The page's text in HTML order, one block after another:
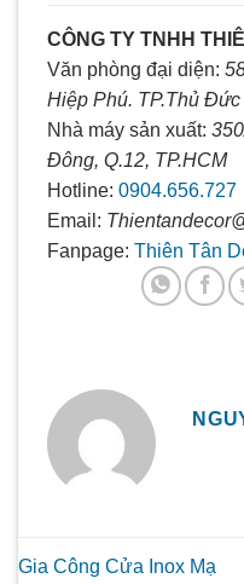
CÔNG TY TNHH
Văn phòng đại diện:
Hiệp Phú. TP.Thủ Đức
Nhà máy sản xuất:
Đông, Q.12, TP.HCM
Hotline: 0904.656.727
Email:
Fanpage: Thiên Tân
Gia Công Cửa Inox Mạ